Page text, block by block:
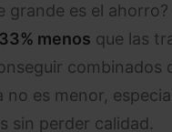
grande es el
menos que las
combinados
no es menor,
sin perder calidad.